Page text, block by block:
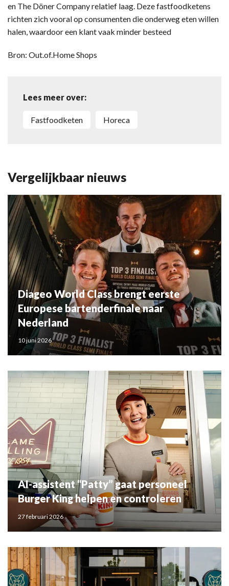
en The Döner Company relatief laag. Deze fastfoodketens
richten zich vooral op consumenten die onderweg eten willen
halen, waardoor een klant vaak minder besteed
Bron: Out.of.Home Shops
Lees meer over:
Fastfoodketen Horeca
Vergelijkbaar nieuws
Diageo World Class brengt eerste
Europese bartenderfinale naar
Nederland
10 juni 2026
AI-assistent “Patty” gaat personeel
Burger King helpen en controleren
27 februari 2026